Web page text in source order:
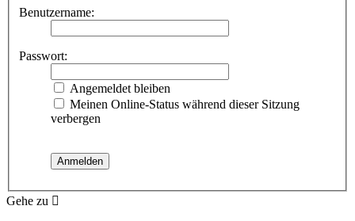
Benutzername:
Passwort:
Angemeldet bleiben
Meinen Online-Status während dieser Sitzung
verbergen
Gehe zu